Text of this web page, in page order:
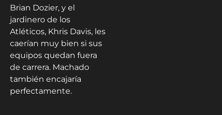
Brian Dozier, y el
jardinero de los
Atléticos, Khris Davis, les
caerían muy bien si sus
equipos quedan fuera
de carrera. Machado
también encajaría
perfectamente.